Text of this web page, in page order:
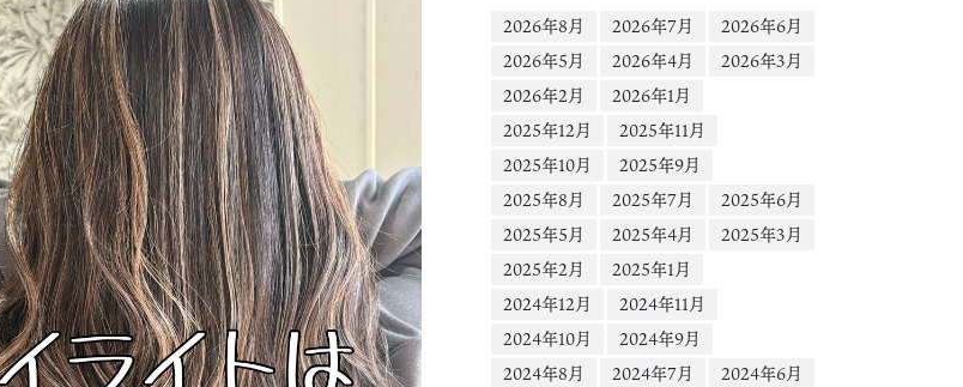
2026年8月
2026年7月
2026年6月
2026年5月
2026年4月
2026年3月
2026年2月
2026年1月
2025年12月
2025年11月
2025年10月
2025年9月
2025年8月
2025年7月
2025年6月
2025年5月
2025年4月
2025年3月
2025年2月
2025年1月
2024年12月
2024年11月
2024年10月
2024年9月
2024年8月
2024年7月
2024年6月